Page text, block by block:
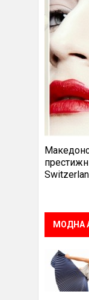
МОДНА